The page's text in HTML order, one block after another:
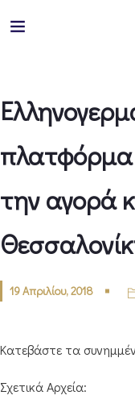
πλατφόρμα
την αγορά
19 Απριλίου, 2018
Κατεβάστε τα
Σχετικά Αρχεία: